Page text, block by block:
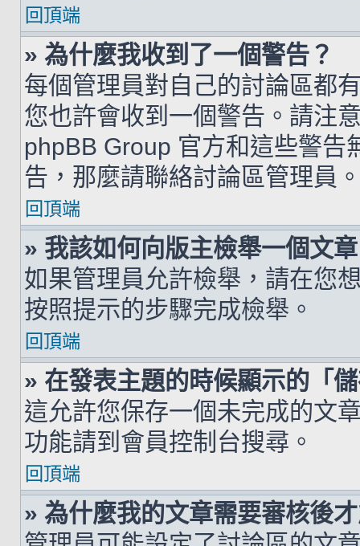
回頂端
» 為什麼我收到了一個警告？
每個管理員對自己的討論區都
您也許會收到一個警告。請注
phpBB Group 官方和這些警告
告，那麼請聯絡討論區管理員
回頂端
» 我該如何向版主檢舉一個文
如果管理員允許檢舉，請在您
按照提示的步驟完成檢舉。
回頂端
» 在發表主題的時候顯示的「
這允許您保存一個未完成的文
功能請到會員控制台搜尋。
回頂端
» 為什麼我的文章需要審核後